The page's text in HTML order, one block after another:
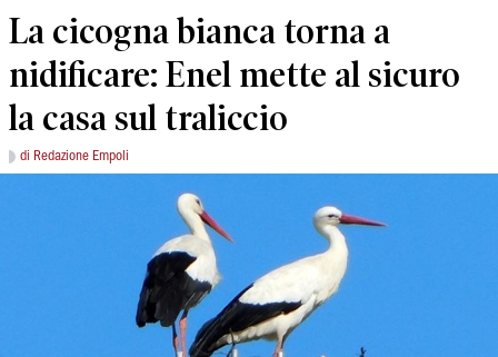
La cicogna bianca torna a
nidificare: Enel mette al sicuro
la casa sul traliccio
di Redazione Empoli